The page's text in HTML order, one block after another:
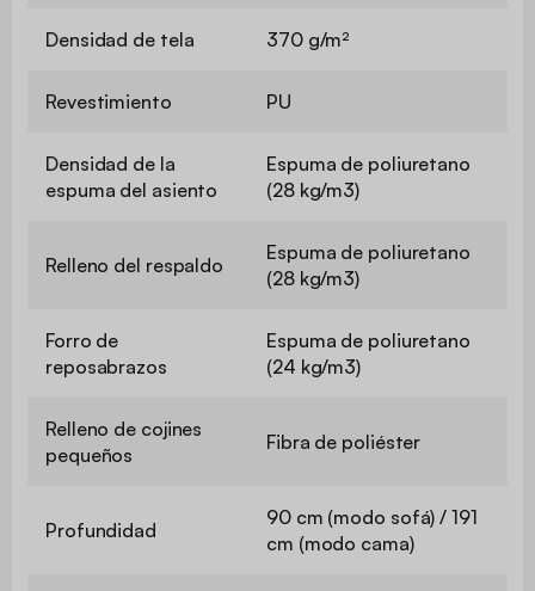
Densidad de tela 370 g/m²
Revestimiento PU
Densidad de la
espuma del asiento
Espuma de poliuretano
(28 kg/m3)
Relleno del respaldo
Espuma de poliuretano
(28 kg/m3)
Forro de
reposabrazos
Espuma de poliuretano
(24 kg/m3)
Relleno de cojines
pequeños
Fibra de poliéster
Profundidad
90 cm (modo sofá) / 191
cm (modo cama)